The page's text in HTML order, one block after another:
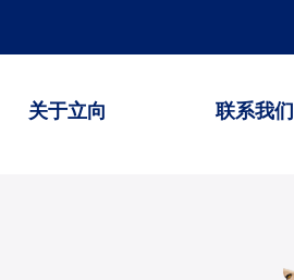
关于立向 联系我们